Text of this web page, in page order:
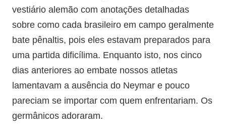
vestiário alemão com anotações detalhadas
sobre como cada brasileiro em campo geralmente
bate pênaltis, pois eles estavam preparados para
uma partida dificílima. Enquanto isto, nos cinco
dias anteriores ao embate nossos atletas
lamentavam a ausência do Neymar e pouco
pareciam se importar com quem enfrentariam. Os
germânicos adoraram.